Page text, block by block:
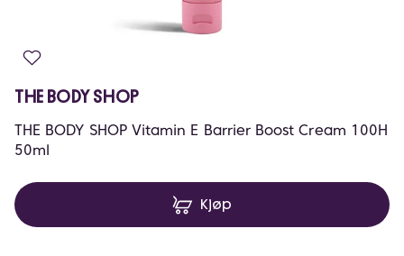
THE BODY SHOP
THE BODY SHOP Vitamin E Barrier Boost Cream 100H
50ml
Kjøp